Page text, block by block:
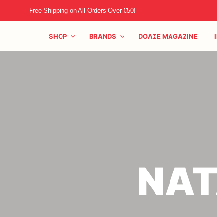
Free Shipping on All Orders Over €50!
SHOP BRANDS DOΛΣE MAGAZINE